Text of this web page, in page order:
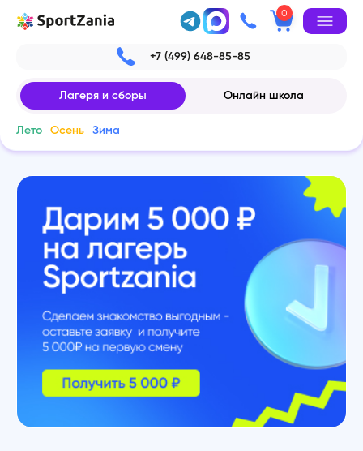
0
+7 (499) 648-85-85
Лагеря и сборы Онлайн школа
Лето Осень Зима